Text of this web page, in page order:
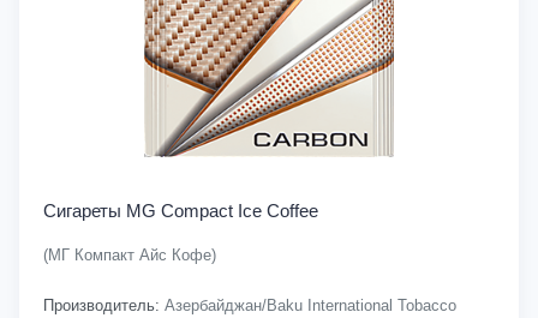
Сигареты MG Compact Ice Coffee
(МГ Компакт Айс Кофе)
Производитель: Азербайджан/Baku International Tobacco